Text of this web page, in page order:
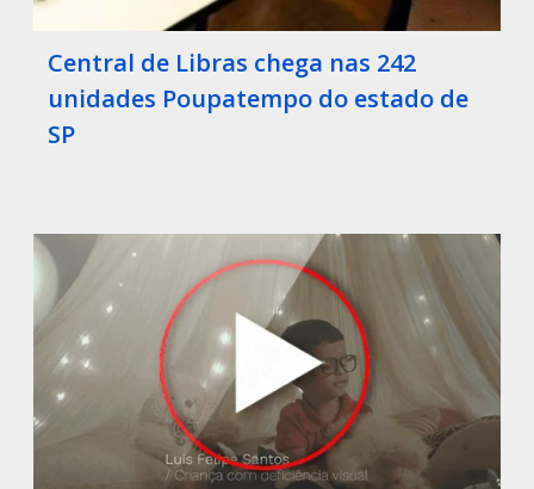
Central de Libras chega nas 242
unidades Poupatempo do estado de
SP